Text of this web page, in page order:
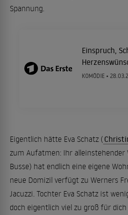
Spannung.
Einspruch,
KOMÖDIE •
Eigentlich hätte Eva Schatz (
zum Aufatmen: Ihr alleinstehender
Busse) hat endlich eine eigene
neue Domizil verfügt zu Werners
Jacuzzi. Tochter Eva Schatz ist
doch eigentlich viel zu groß für dich